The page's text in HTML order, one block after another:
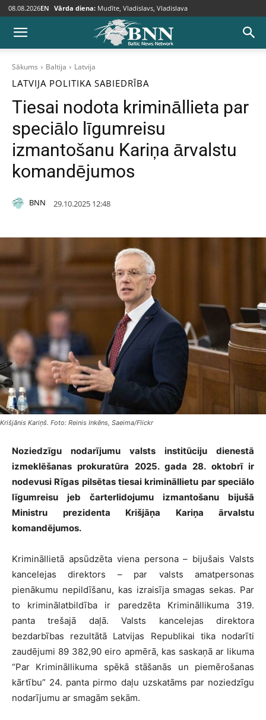
08.08.2026EN Vārda diena: Mudīte, Vladislavs, Vladislava
Sākums Baltija Latvija
LATVIJA POLITIKA SABIEDRĪBA
Tiesai nodota krimināllieta par
speciālo līgumreisu
izmantošanu Kariņa ārvalstu
komandējumos
BNN 29.10.2025 12:48
Krišjānis Kariņš. Foto: Reinis Inkēns, Saeima/Flickr
Noziedzīgu nodarījumu valsts institūciju dienestā
izmeklēšanas prokuratūra 2025. gada 28. oktobrī ir
nodevusi Rīgas pilsētas tiesai krimināllietu par speciālo
līgumreisu jeb čarterlidojumu izmantošanu bijušā
Ministru prezidenta Krišjāņa Kariņa ārvalstu
komandējumos.
Krimināllietā apsūdzēta viena persona – bijušais Valsts
kancelejas direktors – par valsts amatpersonas
pienākumu nepildīšanu, kas izraisīja smagas sekas. Par
to kriminālatbildība ir paredzēta Krimināllikuma 319.
panta trešajā daļā. Valsts kancelejas direktora
bezdarbības rezultātā Latvijas Republikai tika nodarīti
zaudējumi 89 382,90 eiro apmērā, kas saskaņā ar likuma
“Par Krimināllikuma spēkā stāšanās un piemērošanas
kārtību” 24. panta pirmo daļu uzskatāms par noziedzīgu
nodarījumu ar smagām sekām.